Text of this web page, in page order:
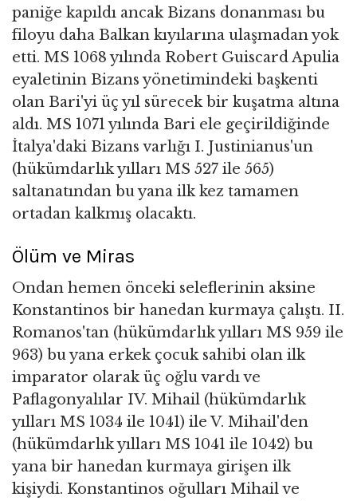
paniğe kapıldı ancak Bizans donanması bu
filoyu daha Balkan kıyılarına ulaşmadan yok
etti. MS 1068 yılında Robert Guiscard Apulia
eyaletinin Bizans yönetimindeki başkenti
olan Bari'yi üç yıl sürecek bir kuşatma altına
aldı. MS 1071 yılında Bari ele geçirildiğinde
İtalya'daki Bizans varlığı I. Justinianus'un
(hükümdarlık yılları MS 527 ile 565)
saltanatından bu yana ilk kez tamamen
ortadan kalkmış olacaktı.
Ölüm ve Miras
Ondan hemen önceki seleflerinin aksine
Konstantinos bir hanedan kurmaya çalıştı. II.
Romanos'tan (hükümdarlık yılları MS 959 ile
963) bu yana erkek çocuk sahibi olan ilk
imparator olarak üç oğlu vardı ve
Paflagonyalılar IV. Mihail (hükümdarlık
yılları MS 1034 ile 1041) ile V. Mihail'den
(hükümdarlık yılları MS 1041 ile 1042) bu
yana bir hanedan kurmaya girişen ilk
kişiydi. Konstantinos oğulları Mihail ve